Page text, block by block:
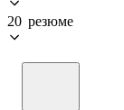
20 резюме